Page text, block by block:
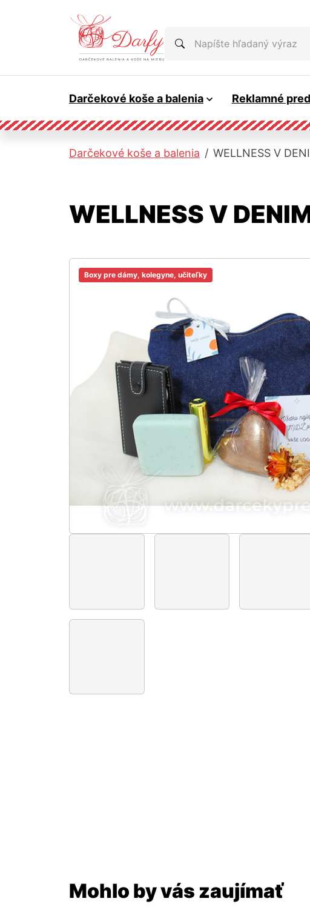
Darčekové koše a balenia Reklamné
Darčekové koše a balenia WELLNESS V
WELLNESS V
Boxy pre dámy, kolegyne, učiteľky
Mohlo by vás zaujímať